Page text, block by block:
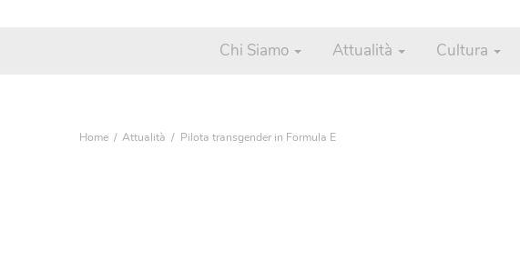
Chi Siamo Attualità Cultura
Home Attualità Pilota transgender in Formula E